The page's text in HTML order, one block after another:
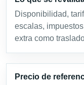
Disponibilidad,
escalas,
extra como
Precio de